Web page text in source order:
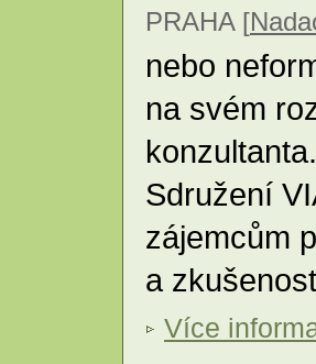
PRAHA [
nebo
na svém
Sdružení
zájemcům
a
Více